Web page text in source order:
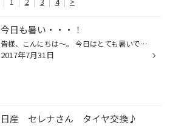
今日も暑い・・・！
皆様、こんにちは～。 今日はとても暑いですね； 気温も34℃ちかくいくそうなので、水分補給お忘れなく～～！！！ 只今トヨタ カローラ さんにてATFオイル交換中です♪ 一緒にタイヤ交換もしております。 ↓ レグノGR-XI 185/70R14 4本 先週末はパンクのお客様が多く来店されました、、、。 空気圧点...
2017年7月31日
日産 セレナさん タイヤ交換♪